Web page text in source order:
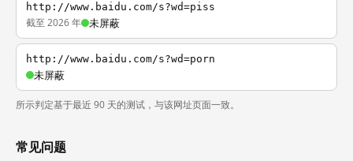
http://www.baidu.com/s?wd=piss
截至 2026 年 未屏蔽
http://www.baidu.com/s?wd=porn
未屏蔽
所示判定基于最近 90 天的测试，与该网址页面一致。
常见问题